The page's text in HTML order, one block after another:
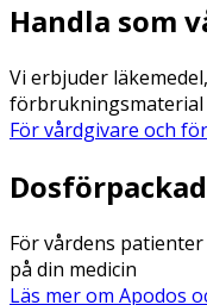
Handla som
Vi erbjuder
förbrukningsmaterial
För vårdgivare och
För vårdens
på din medicin
Läs mer om Apodos